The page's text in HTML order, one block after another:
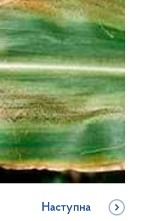
Наступна